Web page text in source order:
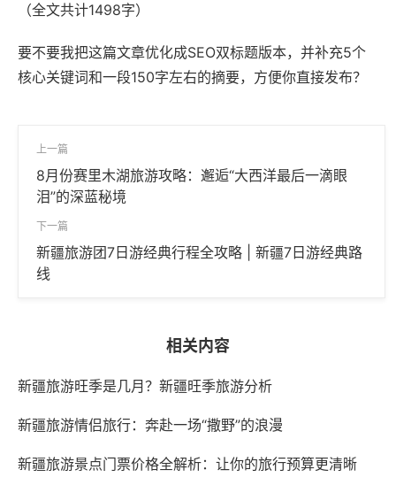
（全文共计1498字）
要不要我把这篇文章优化成SEO双标题版本，并补充5个
核心关键词和一段150字左右的摘要，方便你直接发布？
上一篇
8月份赛里木湖旅游攻略：邂逅“大西洋最后一滴眼
泪”的深蓝秘境
下一篇
新疆旅游团7日游经典行程全攻略 | 新疆7日游经典路
线
相关内容
新疆旅游旺季是几月？新疆旺季旅游分析
新疆旅游情侣旅行：奔赴一场“撒野”的浪漫
新疆旅游景点门票价格全解析：让你的旅行预算更清晰